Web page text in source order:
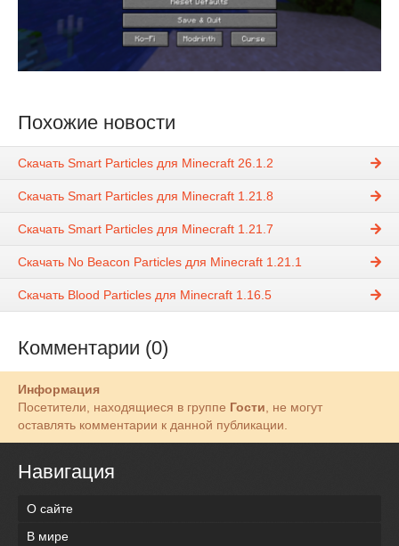
Похожие новости
Скачать Smart Particles для Minecraft 26.1.2
Скачать Smart Particles для Minecraft 1.21.8
Скачать Smart Particles для Minecraft 1.21.7
Скачать No Beacon Particles для Minecraft 1.21.1
Скачать Blood Particles для Minecraft 1.16.5
Комментарии (0)
Информация
Посетители, находящиеся в группе Гости , не могут
оставлять комментарии к данной публикации.
Навигация
О сайте
В мире